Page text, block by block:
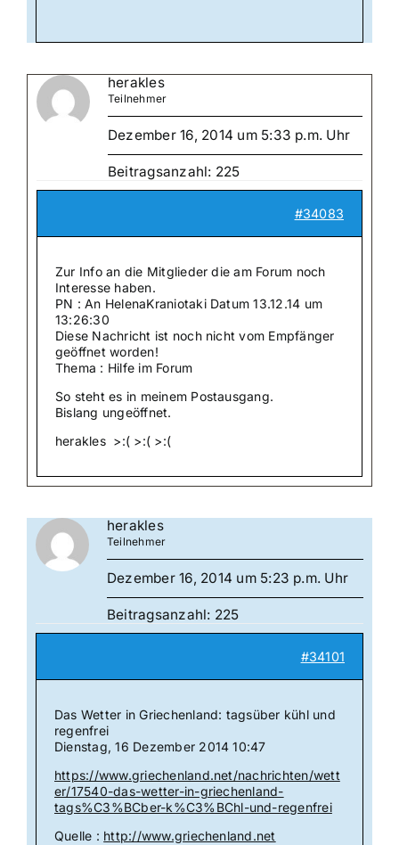
herakles
Teilnehmer
Dezember 16, 2014 um 5:33 p.m. Uhr
Beitragsanzahl: 225
#34083
Zur Info an die Mitglieder die am Forum noch
Interesse haben.
PN : An HelenaKraniotaki Datum 13.12.14 um
13:26:30
Diese Nachricht ist noch nicht vom Empfänger
geöffnet worden!
Thema : Hilfe im Forum
So steht es in meinem Postausgang.
Bislang ungeöffnet.
herakles >:( >:( >:(
herakles
Teilnehmer
Dezember 16, 2014 um 5:23 p.m. Uhr
Beitragsanzahl: 225
#34101
Das Wetter in Griechenland: tagsüber kühl und
regenfrei
Dienstag, 16 Dezember 2014 10:47
https://www.griechenland.net/nachrichten/wett
er/17540-das-wetter-in-griechenland-
tags%C3%BCber-k%C3%BChl-und-regenfrei
Quelle : http://www.griechenland.net